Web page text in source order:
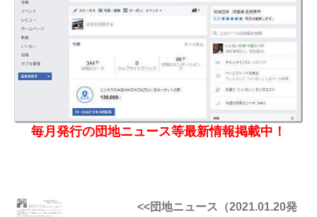
毎月発行の団地ニュース等最新情報掲載中！
<<団地ニュース（2021.01.20発